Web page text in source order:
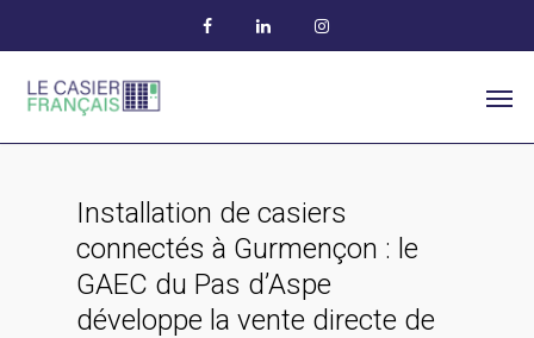
Installation de casiers
connectés à Gurmençon : le
GAEC du Pas d’Aspe
développe la vente directe de